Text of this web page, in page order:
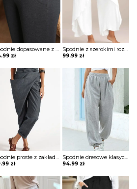
zł
Spodnie z szerokimi rozciętymi nogawkami
99.99 zł
zł
Spodnie dresowe klasyczne sportowe
94.99 zł